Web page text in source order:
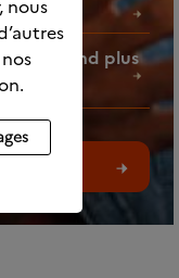
rend plus
nous